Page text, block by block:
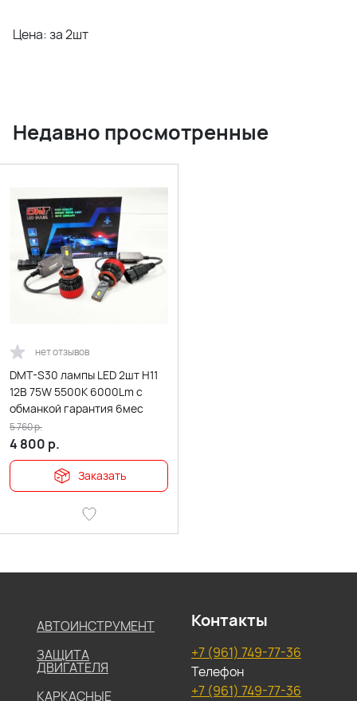
Цена: за 2шт
Недавно просмотренные
нет отзывов
DMT-S30 лампы LED 2шт H11
12В 75W 5500K 6000Lm с
обманкой гарантия 6мес
4 800 р.
5 760р.
Заказать
АВТОИНСТРУМЕНТ
ЗАЩИТА
ДВИГАТЕЛЯ
КАРКАСНЫЕ
Контакты
+7 (961) 749-77-36
Телефон
+7 (961) 749-77-36